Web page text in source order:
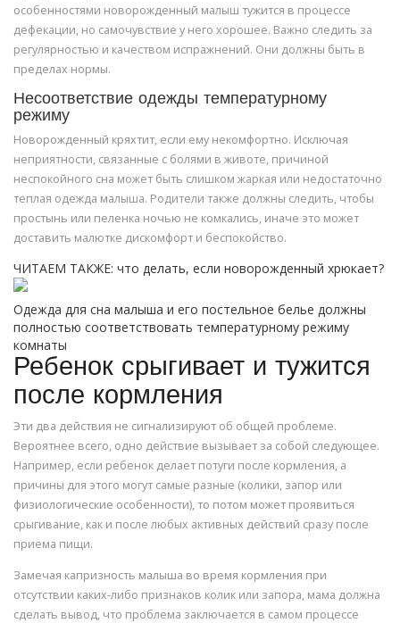
особенностями новорожденный малыш тужится в процессе
дефекации, но самочувствие у него хорошее. Важно следить за
регулярностью и качеством испражнений. Они должны быть в
пределах нормы.
Несоответствие одежды температурному
режиму
Новорожденный кряхтит, если ему некомфортно. Исключая
неприятности, связанные с болями в животе, причиной
неспокойного сна может быть слишком жаркая или недостаточно
теплая одежда малыша. Родители также должны следить, чтобы
простынь или пеленка ночью не комкались, иначе это может
доставить малютке дискомфорт и беспокойство.
ЧИТАЕМ ТАКЖЕ: что делать, если новорожденный хрюкает?
Одежда для сна малыша и его постельное белье должны
полностью соответствовать температурному режиму
комнаты
Ребенок срыгивает и тужится
после кормления
Эти два действия не сигнализируют об общей проблеме.
Вероятнее всего, одно действие вызывает за собой следующее.
Например, если ребенок делает потуги после кормления, а
причины для этого могут самые разные (колики, запор или
физиологические особенности), то потом может проявиться
срыгивание, как и после любых активных действий сразу после
приема пищи.
Замечая капризность малыша во время кормления при
отсутствии каких-либо признаков колик или запора, мама должна
сделать вывод, что проблема заключается в самом процессе